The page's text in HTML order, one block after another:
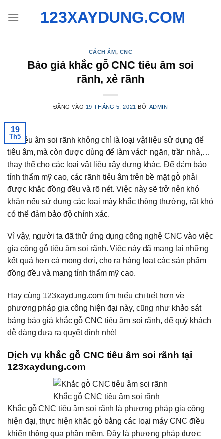
qua
123XAYDUNG.COM
CÁCH ÂM, CNC
Báo giá khắc gỗ CNC tiêu âm soi
rãnh, xẻ rãnh
ĐĂNG VÀO 19 THÁNG 5, 2021 BỞI ADMIN
19
Th5
Gỗ tiêu âm soi rãnh không chỉ là loại vật liệu sử dụng để
tiêu âm, mà còn được dùng để làm vách ngăn, trần nhà,…
thay thế cho các loại vật liệu xây dựng khác. Để đảm bảo
tính thẩm mỹ cao, các rãnh tiêu âm trên bề mặt gỗ phải
được khắc đồng đều và rõ nét. Việc này sẽ trở nên khó
khăn nếu sử dụng các loại máy khắc thông thường, rất khó
có thể đảm bảo độ chính xác.
Vì vậy, người ta đã thử ứng dụng công nghệ CNC vào việc
gia công gỗ tiêu âm soi rãnh. Việc này đã mang lại những
kết quả hơn cả mong đợi, cho ra hàng loạt các sản phẩm
đồng đều và mang tính thẩm mỹ cao.
Hãy cùng 123xaydung.com tìm hiểu chi tiết hơn về
phương pháp gia công hiện đại này, cũng như khảo sát
bảng báo giá khắc gỗ CNC tiêu âm soi rãnh, để quý khách
dễ dàng đưa ra quyết định nhé!
Dịch vụ khắc gỗ CNC tiêu âm soi rãnh tại
123xaydung.com
Khắc gỗ CNC tiêu âm soi rãnh
Khắc gỗ CNC tiêu âm soi rãnh là phương pháp gia công
hiện đại, thực hiện khắc gỗ bằng các loại máy CNC điều
khiển thông qua phần mềm. Đây là phương pháp được